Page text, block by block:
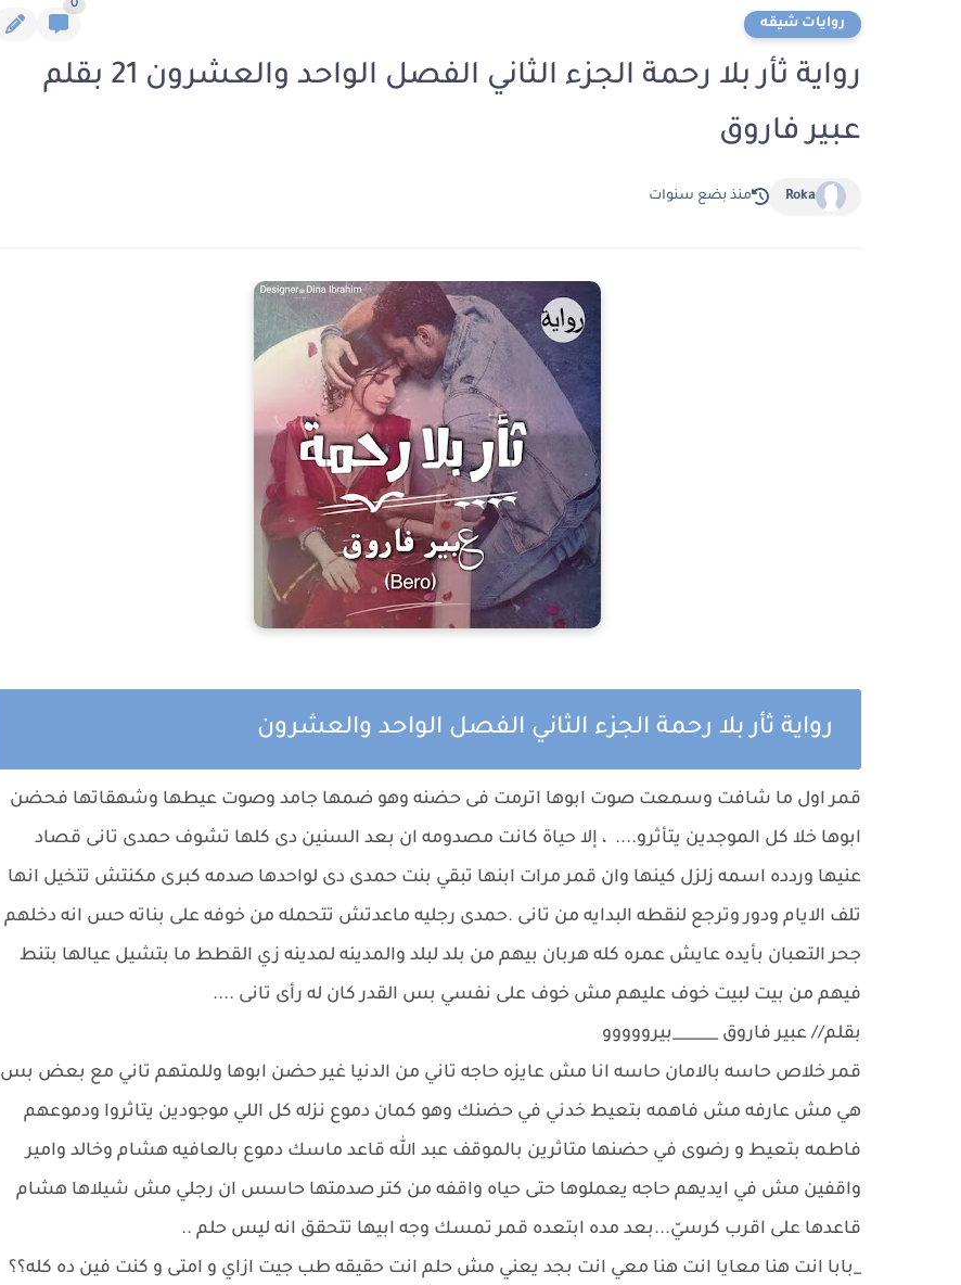
روايات شيقه
0
رواية ثأر بلا رحمة الجزء الثاني الفصل الواحد والعشرون 21 بقلم
عبير فاروق
Roka منذ بضع سنوات
رواية ثأر بلا رحمة الجزء الثاني الفصل الواحد والعشرون
قمر اول ما شافت وسمعت صوت ابوها اترمت فى حضنه وهو ضمها جامد وصوت عيطها وشهقاتها فحضن
ابوها خلا كل الموجدين يتأثرو.... ، إلا حياة كانت مصدومه ان بعد السنين دى كلها تشوف حمدى تانى قصاد
عنيها وردده اسمه زلزل كينها وان قمر مرات ابنها تبقي بنت حمدى دى لواحدها صدمه كبرى مكنتش تتخيل انها
تلف الايام ودور وترجع لنقطه البدايه من تانى .حمدى رجليه ماعدتش تتحمله من خوفه على بناته حس انه دخلهم
جحر التعبان بأيده عايش عمره كله هربان بيهم من بلد لبلد والمدينه لمدينه زي القطط ما بتشيل عيالها بتنط
فيهم من بيت لبيت خوف عليهم مش خوف على نفسي بس القدر كان له رأى تانى ....
بقلم// عبير فاروق ______بيرووووو
قمر خلاص حاسه بالامان حاسه انا مش عايزه حاجه تاني من الدنيا غير حضن ابوها وللمتهم تاني مع بعض بس
هي مش عارفه مش فاهمه بتعيط خدني في حضنك وهو كمان دموع نزله كل اللي موجودين يتاثروا ودموعهم
فاطمه بتعيط و رضوى في حضنها متاثرين بالموقف عبد الله قاعد ماسك دموع بالعافيه هشام وخالد وامير
واقفين مش في ايديهم حاجه يعملوها حتى حياه واقفه من كتر صدمتها حاسس ان رجلي مش شيلاها هشام
قاعدها على اقرب كرسيّ...بعد مده ابتعده قمر تمسك وجه ابيها تتحقق انه ليس حلم ..
_بابا انت هنا معايا انت هنا معي انت بجد يعني مش حلم انت حقيقه طب جيت ازاي و امتى و كنت فين ده كله؟؟